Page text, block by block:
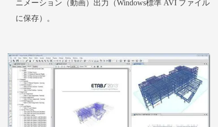
ニメーション（動画）出力（Windows標準 AVI ファイル
に保存）。